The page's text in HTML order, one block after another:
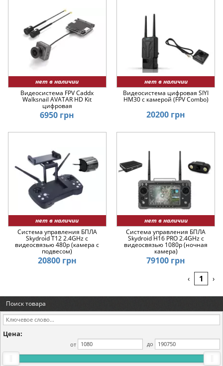
нет в наличии
Видеосистема FPV Caddx
Walksnail AVATAR HD Kit
цифровая
6950 грн
нет в наличии
Видеосистема цифровая SIYI
HM30 с камерой (FPV Combo)
20200 грн
нет в наличии
Система управления БПЛА
Skydroid T12 2.4GHz с
видеосвязью 480p (камера с
подвесом)
20800 грн
нет в наличии
Система управления БПЛА
Skydroid H16 PRO 2.4GHz с
видеосвязью 1080p (ночная
камера)
79100 грн
‹ 1 ›
Поиск товара
Цена:
от до